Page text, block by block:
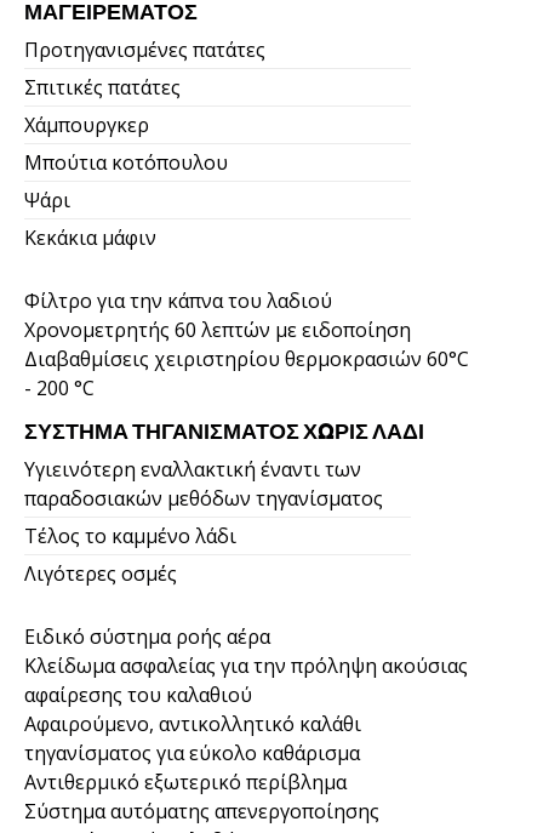
ΜΑΓΕΙΡΈΜΑΤΟΣ
Προτηγανισμένες πατάτες
Σπιτικές πατάτες
Χάμπουργκερ
Μπούτια κοτόπουλου
Ψάρι
Κεκάκια μάφιν
Φίλτρο για την κάπνα του λαδιού
Χρονομετρητής 60 λεπτών με ειδοποίηση
Διαβαθμίσεις χειριστηρίου θερμοκρασιών 60°C
- 200 °C
ΣΎΣΤΗΜΑ ΤΗΓΑΝΊΣΜΑΤΟΣ ΧΩΡΊΣ ΛΆΔΙ
Υγιεινότερη εναλλακτική έναντι των
παραδοσιακών μεθόδων τηγανίσματος
Τέλος το καμμένο λάδι
Λιγότερες οσμές
Ειδικό σύστημα ροής αέρα
Κλείδωμα ασφαλείας για την πρόληψη ακούσιας
αφαίρεσης του καλαθιού
Αφαιρούμενο, αντικολλητικό καλάθι
τηγανίσματος για εύκολο καθάρισμα
Αντιθερμικό εξωτερικό περίβλημα
Σύστημα αυτόματης απενεργοποίησης